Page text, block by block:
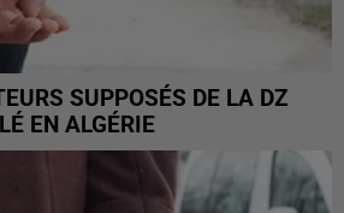
SUPPOSÉS DE LA DZ
EN ALGÉRIE